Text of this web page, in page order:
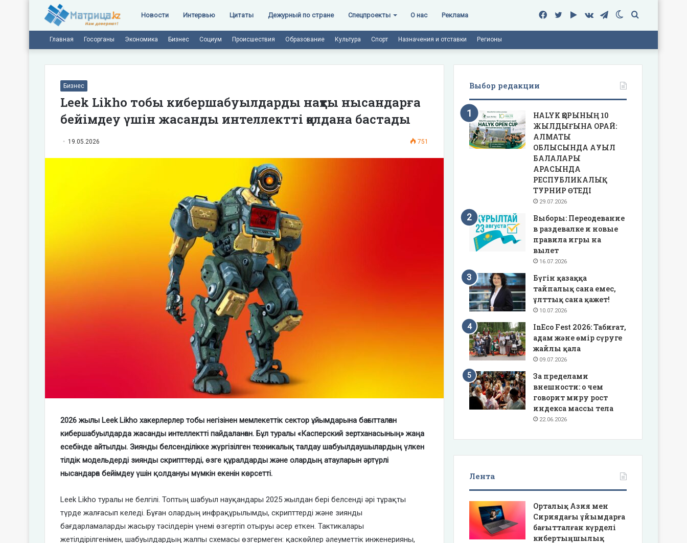
Новости Интервью Цитаты Дежурный по стране Спецпроекты О нас Реклама Поиск
Switch
Telegram
vk.com
Google
Twitter
Facebook
Главная Госорганы Экономика Бизнес Социум Происшествия Образование Культура Спорт Назначения и отставки Регионы
Бизнес
Leek Likho тобы кибершабуылдарды нақты нысандарға
бейімдеу үшін жасанды интеллектті қолдана бастады
19.05.2026 751
2026 жылы Leek Likho хакерлерлер тобы негізінен мемлекеттік сектор ұйымдарына бағытталған
кибершабуылдарда жасанды интеллектті пайдаланған. Бұл туралы «Касперский зертханасының» жаңа
есебінде айтылды. Зиянды белсенділікке жүргізілген техникалық талдау шабуылдаушылардың үлкен
тілдік модельдерді зиянды скрипттерді, өзге құралдарды және олардың атауларын әртүрлі
нысандарға бейімдеу үшін қолдануы мүмкін екенін көрсетті.
Leek Likho туралы не белгілі. Топтың шабуыл науқандары 2025 жылдан бері белсенді әрі тұрақты
түрде жалғасып келеді. Бұған олардың инфрақұрылымды, скрипттерді және зиянды
бағдарламаларды жасыру тәсілдерін үнемі өзгертіп отыруы әсер еткен. Тактикалары
жетілдірілгенімен, шабуылдардың жалпы схемасы өзгермеген: қаскөйлер әлеуметтік инженерияны,
Выбор редакции
HALYK ҚОРЫНЫҢ 10
ЖЫЛДЫҒЫНА ОРАЙ:
АЛМАТЫ
ОБЛЫСЫНДА АУЫЛ
БАЛАЛАРЫ
АРАСЫНДА
РЕСПУБЛИКАЛЫҚ
ТУРНИР ӨТЕДІ
29.07.2026
Выборы: Переодевание
в раздевалке и новые
правила игры на
вылет
16.07.2026
Бүгін қазаққа
тайпалық сана емес,
ұлттық сана қажет!
10.07.2026
InEco Fest 2026: Табиғат,
адам және өмір сүруге
жайлы қала
09.07.2026
За пределами
внешности: о чем
говорит миру рост
индекса массы тела
22.06.2026
Лента
Орталық Азия мен
Сириядағы ұйымдарға
бағытталған күрделі
кибертыңшылық